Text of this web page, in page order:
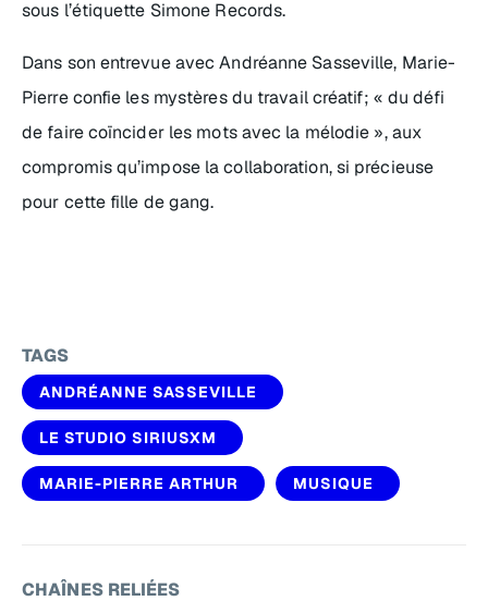
sous l’étiquette Simone Records.
Dans son entrevue avec Andréanne Sasseville, Marie-
Pierre confie les mystères du travail créatif; « du défi
de faire coïncider les mots avec la mélodie », aux
compromis qu’impose la collaboration, si précieuse
pour cette fille de gang.
TAGS
ANDRÉANNE SASSEVILLE
LE STUDIO SIRIUSXM
MARIE-PIERRE ARTHUR MUSIQUE
CHAÎNES RELIÉES